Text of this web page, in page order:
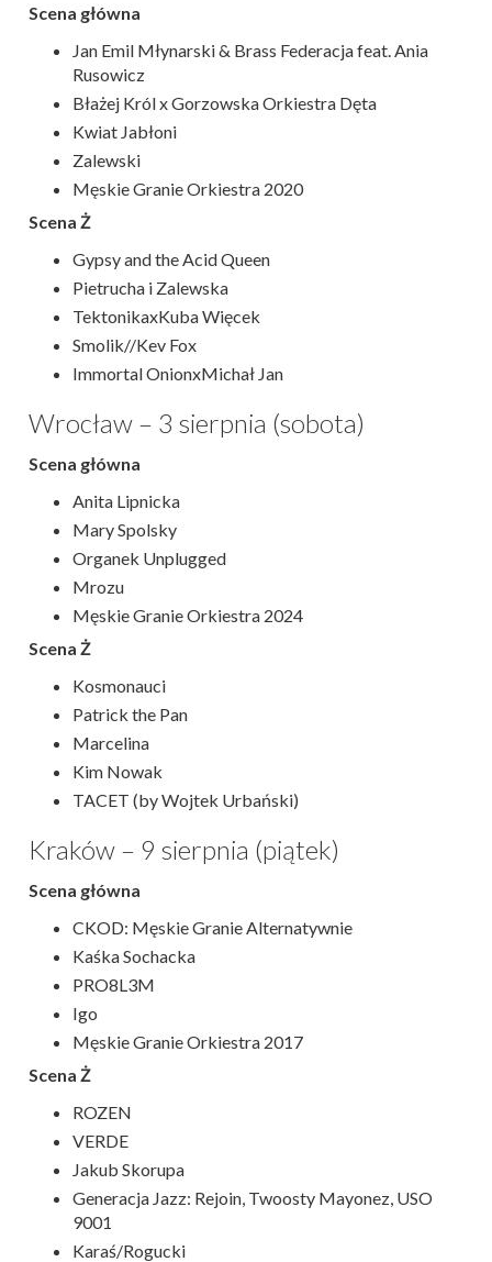
Scena główna
Jan Emil Młynarski & Brass Federacja feat. Ania
Rusowicz
Błażej Król x Gorzowska Orkiestra Dęta
Kwiat Jabłoni
Zalewski
Męskie Granie Orkiestra 2020
Scena Ż
Gypsy and the Acid Queen
Pietrucha i Zalewska
TektonikaxKuba Więcek
Smolik//Kev Fox
Immortal OnionxMichał Jan
Wrocław – 3 sierpnia (sobota)
Scena główna
Anita Lipnicka
Mary Spolsky
Organek Unplugged
Mrozu
Męskie Granie Orkiestra 2024
Scena Ż
Kosmonauci
Patrick the Pan
Marcelina
Kim Nowak
TACET (by Wojtek Urbański)
Kraków – 9 sierpnia (piątek)
Scena główna
CKOD: Męskie Granie Alternatywnie
Kaśka Sochacka
PRO8L3M
Igo
Męskie Granie Orkiestra 2017
Scena Ż
ROZEN
VERDE
Jakub Skorupa
Generacja Jazz: Rejoin, Twoosty Mayonez, USO
9001
Karaś/Rogucki